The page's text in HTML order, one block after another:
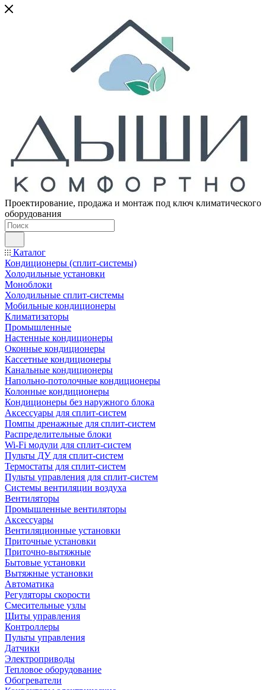
Проектирование, продажа и монтаж под ключ климатического
оборудования
Каталог
Кондиционеры (сплит-системы)
Холодильные установки
Моноблоки
Холодильные сплит-системы
Мобильные кондиционеры
Климатизаторы
Промышленные
Настенные кондиционеры
Оконные кондиционеры
Кассетные кондиционеры
Канальные кондиционеры
Напольно-потолочные кондиционеры
Колонные кондиционеры
Кондиционеры без наружного блока
Аксессуары для сплит-систем
Помпы дренажные для сплит-систем
Распределительные блоки
Wi-Fi модули для сплит-систем
Пульты ДУ для сплит-систем
Термостаты для сплит-систем
Пульты управления для сплит-систем
Системы вентиляции воздуха
Вентиляторы
Промышленные вентиляторы
Аксессуары
Вентиляционные установки
Приточные установки
Приточно-вытяжные
Бытовые установки
Вытяжные установки
Автоматика
Регуляторы скорости
Смесительные узлы
Щиты управления
Контроллеры
Пульты управления
Датчики
Электроприводы
Тепловое оборудование
Обогреватели